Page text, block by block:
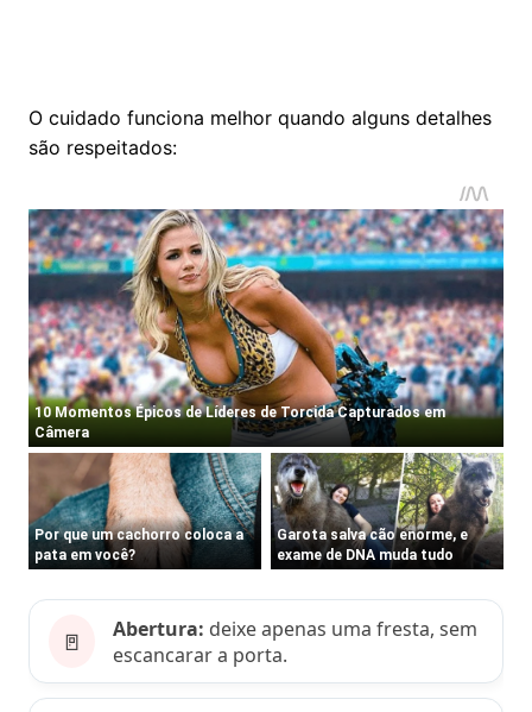
O cuidado funciona melhor quando alguns detalhes
são respeitados:
🚪 Abertura: deixe apenas uma fresta, sem
escancarar a porta.